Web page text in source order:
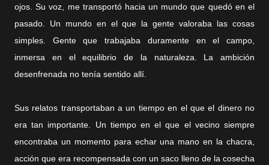
ojos. Su voz, me transportó hacia un mundo que quedó en el
pasado. Un mundo en el que la gente valoraba las cosas
simples. Gente que trabajaba duramente en el campo,
inmersa en el equilibrio de la naturaleza. La ambición
desenfrenada no tenía sentido allí.
Sus relatos transportaban a un tiempo en el que el dinero no
era tan importante. Un tiempo en el que el vecino siempre
encontraba un momento para echar una mano en la chacra,
acción que era recompensada con un saco lleno de la cosecha